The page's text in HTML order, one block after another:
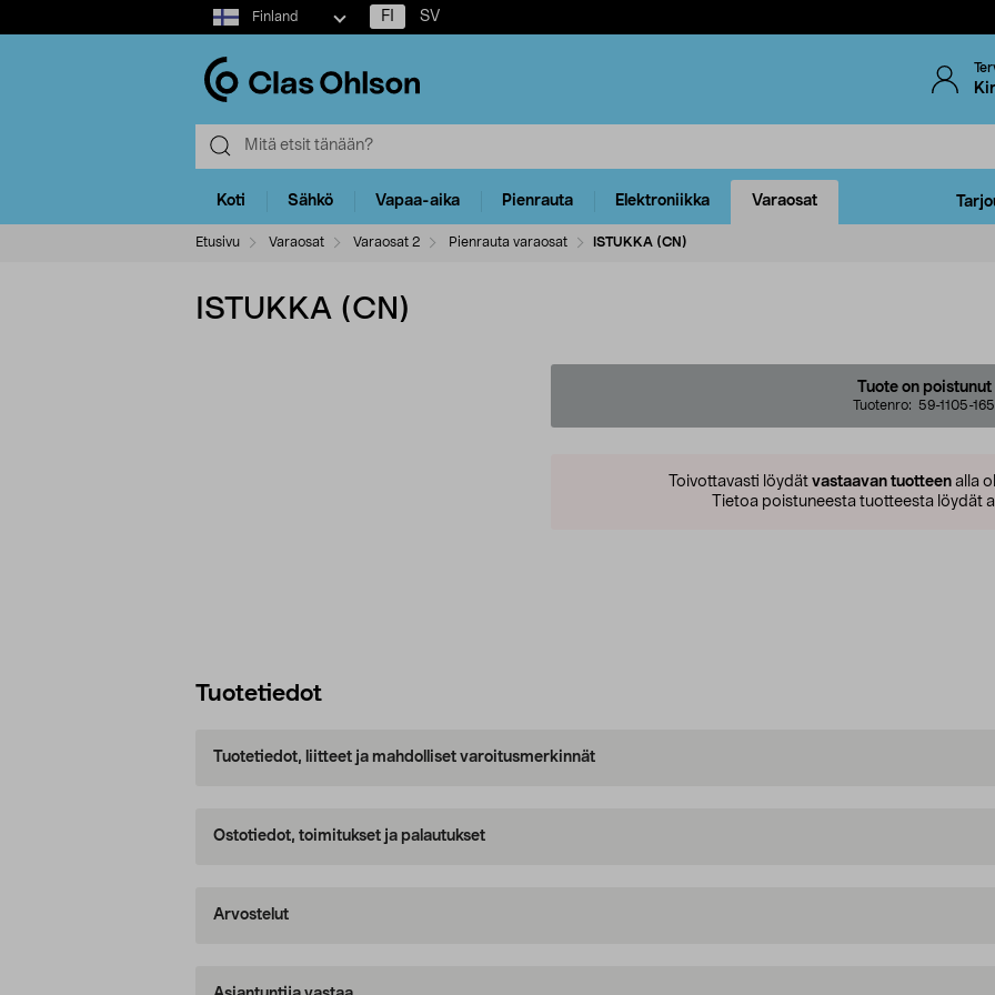
Select
market
Finland FI SV
Koti Sähkö Vapaa-aika Pienrauta Elektroniikka Varaosat
Etusivu Varaosat Varaosat 2 Pienrauta varaosat ISTUKKA (CN)
ISTUKKA (CN)
Tuote on poistunut
Tuotenro: 59-1105-165
Toivottavasti löydät vastaavan tuotteen alla
Tietoa poistuneesta tuotteesta löydät
Tuotetiedot
Tuotetiedot, liitteet ja mahdolliset varoitusmerkinnät
Ostotiedot, toimitukset ja palautukset
Arvostelut